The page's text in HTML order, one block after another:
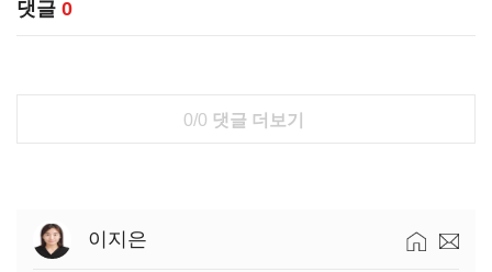
댓글 0
0/0 댓글 더보기
이지은